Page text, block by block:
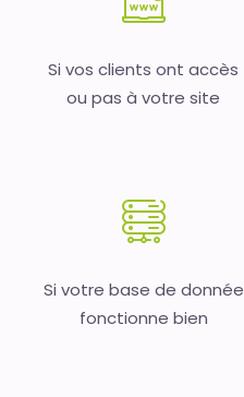
Si vos clients ont accès
ou pas à votre site
Si votre base de donnée
fonctionne bien